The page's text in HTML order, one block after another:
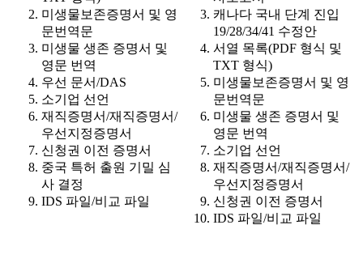
미생물보존증명서 및 영
문번역문
미생물 생존 증명서 및
영문 번역
우선 문서/DAS
소기업 선언
재직증명서/재직증명서/
우선지정증명서
신청권 이전 증명서
중국 특허 출원 기밀 심
사 결정
IDS 파일/비교 파일
캐나다 국내 단계 진입
19/28/34/41 수정안
서열 목록(PDF 형식 및
TXT 형식)
미생물보존증명서 및 영
문번역문
미생물 생존 증명서 및
영문 번역
소기업 선언
재직증명서/재직증명서/
우선지정증명서
신청권 이전 증명서
IDS 파일/비교 파일